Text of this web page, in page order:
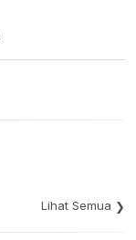
Lihat Semua